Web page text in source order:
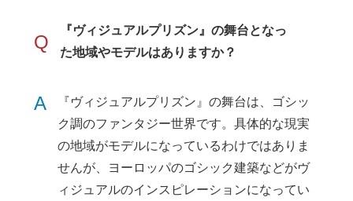
Q
『ヴィジュアルプリズン』の舞台となっ
た地域やモデルはありますか？
A
『ヴィジュアルプリズン』の舞台は、ゴシッ
ク調のファンタジー世界です。具体的な現実
の地域がモデルになっているわけではありま
せんが、ヨーロッパのゴシック建築などがヴ
ィジュアルのインスピレーションになってい